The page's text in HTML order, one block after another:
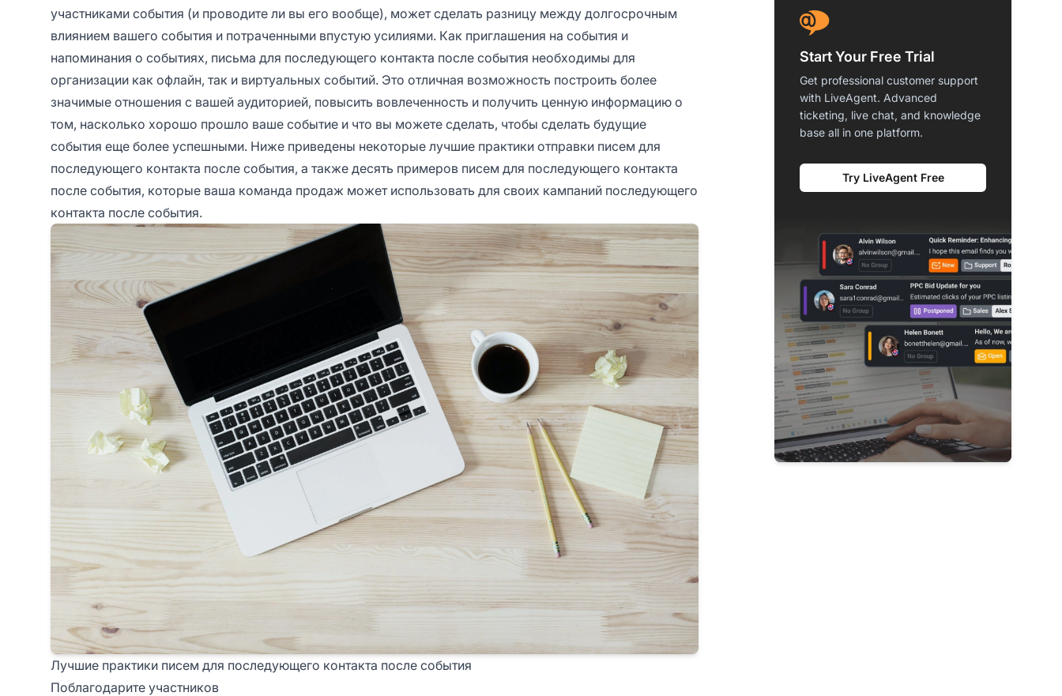
участниками события (и проводите ли вы его вообще), может сделать разницу между долгосрочным
влиянием вашего события и потраченными впустую усилиями. Как приглашения на события и
напоминания о событиях, письма для последующего контакта после события необходимы для
организации как офлайн, так и виртуальных событий. Это отличная возможность построить более
значимые отношения с вашей аудиторией, повысить вовлеченность и получить ценную информацию о
том, насколько хорошо прошло ваше событие и что вы можете сделать, чтобы сделать будущие
события еще более успешными. Ниже приведены некоторые лучшие практики отправки писем для
последующего контакта после события, а также десять примеров писем для последующего контакта
после события, которые ваша команда продаж может использовать для своих кампаний последующего
контакта после события.
Лучшие практики писем для последующего контакта после события
Поблагодарите участников
Start Your Free Trial
Get professional customer support
with LiveAgent. Advanced
ticketing, live chat, and knowledge
base all in one platform.
Try LiveAgent Free